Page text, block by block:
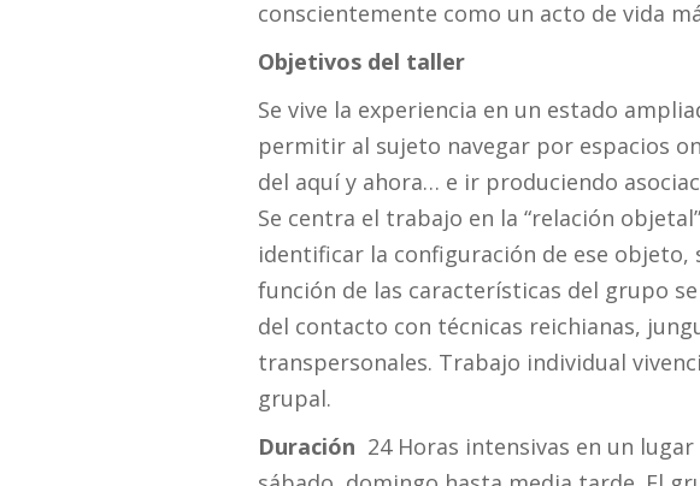
conscientemente como un acto de vida
Objetivos del taller
Se vive la experiencia en un estado
permitir al sujeto navegar por espacios
del aquí y ahora… e ir produciendo
Se centra el trabajo en la “relación
identificar la configuración de ese objeto,
función de las características del grupo
del contacto con técnicas reichianas,
transpersonales. Trabajo individual
grupal.
Duración 24 Horas intensivas en un